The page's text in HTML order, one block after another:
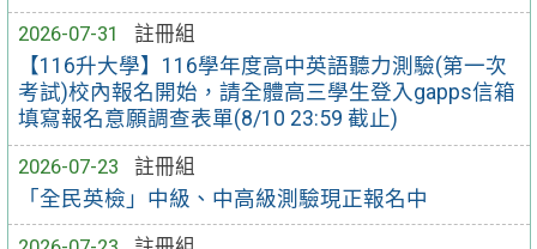
2026-07-31
註冊組
【116升大學】116學年度高中英語聽力測驗(第一次
考試)校內報名開始，請全體高三學生登入gapps信箱
填寫報名意願調查表單(8/10 23:59 截止)
2026-07-23
註冊組
「全民英檢」中級、中高級測驗現正報名中